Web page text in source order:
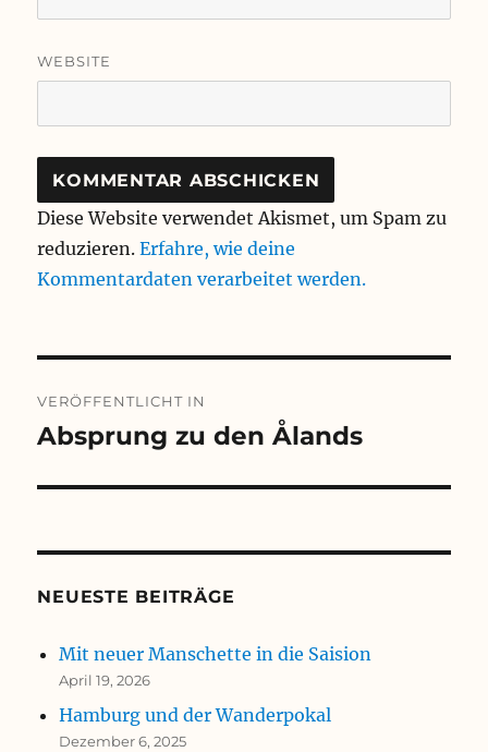
WEBSITE
Diese Website verwendet Akismet, um Spam zu
reduzieren.Erfahre, wie deine
Kommentardaten verarbeitet werden.
VERÖFFENTLICHT IN
Absprung zu den Ålands
NEUESTE BEITRÄGE
Mit neuer Manschette in die Saision
April 19, 2026
Hamburg und der Wanderpokal
Dezember 6, 2025